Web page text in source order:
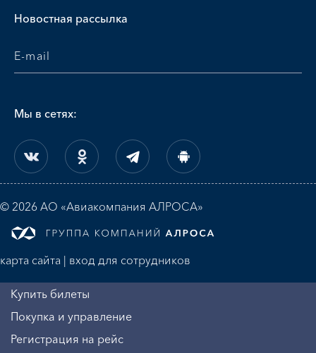
Новостная рассылка
Мы в сетях:
© 2026 АО «Авиакомпания АЛРОСА»
карта сайта | вход для сотрудников
Купить билеты
Покупка и управление
Регистрация на рейс